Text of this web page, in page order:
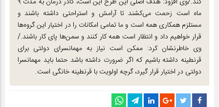
ماه است زحمت می‌کشند تا آرامش و استراحتی داشته باشند و
مستلزم همکاری همه است و ما تمامی امکانات را در اختیار این گروه‌ها
قرار خواهیم داد و انتظار است همه کار کنند و سمن‌ها پای کار باشند./
وی خاطرنشان کرد: ممکن است نیاز به مهمانسرای دولتی برای
قرنطینه داشته باشیم که اگر ضرورت داشته باشد حتما باید مهمانسرا
دولتی در اختیار قرار گیرد، گرچه اولویت با قرنطینه خانگی است.